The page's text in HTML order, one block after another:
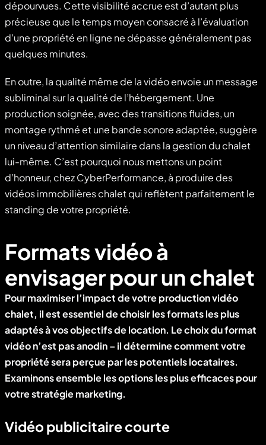
dépourvues. Cette visibilité accrue est d’autant plus
précieuse que le temps moyen consacré à l’évaluation
d’une propriété en ligne ne dépasse généralement pas
quelques minutes.
En outre, la qualité même de la vidéo envoie un message
subliminal sur la qualité de l’hébergement. Une
production soignée, avec des transitions fluides, un
montage rythmé et une bande sonore adaptée, suggère
un niveau d’attention similaire dans la gestion du chalet
lui-même. C’est pourquoi nous mettons un point
d’honneur, chez CyberPerformance, à produire des
vidéos immobilières chalet qui reflètent parfaitement le
standing de votre propriété.
Formats vidéo à
envisager pour un chalet
Pour maximiser l’impact de votreproduction vidéo
chalet, il est essentiel de choisir les formats les plus
adaptés à vos objectifs de location. Le choix du format
vidéo n’est pas anodin – il détermine comment votre
propriété sera perçue par les potentiels locataires.
Examinons ensemble les options les plus efficaces pour
votre stratégie marketing.
Vidéo publicitaire courte